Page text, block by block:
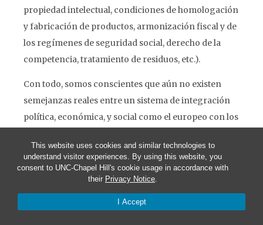
This website uses cookies and similar technologies to
understand visitor experiences. By using this website, you
consent to UNC-Chapel Hill's cookie usage in accordance with
their Privacy Notice.
I Accept
propiedad intelectual, condiciones de homologación
y fabricación de productos, armonización fiscal y de
los regímenes de seguridad social, derecho de la
competencia, tratamiento de residuos, etc.).
Con todo, somos conscientes que aún no existen
semejanzas reales entre un sistema de integración
política, económica, y social como el europeo con los
emprendidos en América del Sur. El Tratado dela
Unión Europea y el Tratado de Asunción (incluido el
Protocolo de Ouro Preto) son radicalmente distintos
en su contexto, objetivos, medios, y logros.